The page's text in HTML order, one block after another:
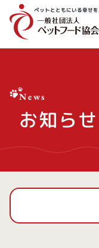
ペットとともにいる幸せ
News
お知らせ